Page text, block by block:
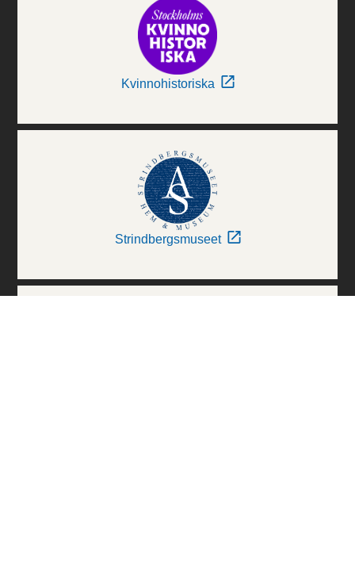
Kvinnohistoriska
Strindbergsmuseet